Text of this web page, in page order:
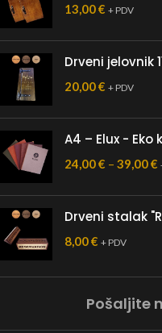
13,00€ + PDV
Drveni jelovnik
20,00€ + PDV
A4 – Elux - Eko
24,00€ – 39,00€
Drveni stalak
8,00€ + PDV
Pošaljite